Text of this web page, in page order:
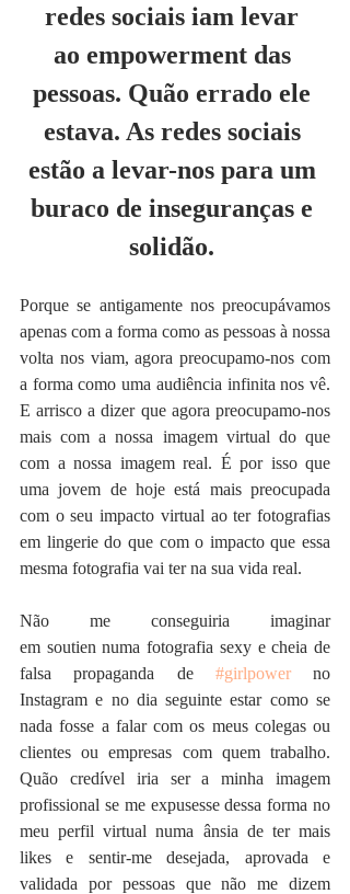
redes sociais iam levar
ao empowerment das
pessoas. Quão errado ele
estava. As redes sociais
estão a levar-nos para um
buraco de inseguranças e
solidão.
Porque se antigamente nos preocupávamos
apenas com a forma como as pessoas à nossa
volta nos viam, agora preocupamo-nos com
a forma como uma audiência infinita nos vê.
E arrisco a dizer que agora preocupamo-nos
mais com a nossa imagem virtual do que
com a nossa imagem real. É por isso que
uma jovem de hoje está mais preocupada
com o seu impacto virtual ao ter fotografias
em lingerie do que com o impacto que essa
mesma fotografia vai ter na sua vida real.
Não me conseguiria imaginar
em soutien numa fotografia sexy e cheia de
falsa propaganda de #girlpower no
Instagram e no dia seguinte estar como se
nada fosse a falar com os meus colegas ou
clientes ou empresas com quem trabalho.
Quão credível iria ser a minha imagem
profissional se me expusesse dessa forma no
meu perfil virtual numa ânsia de ter mais
likes e sentir-me desejada, aprovada e
validada por pessoas que não me dizem